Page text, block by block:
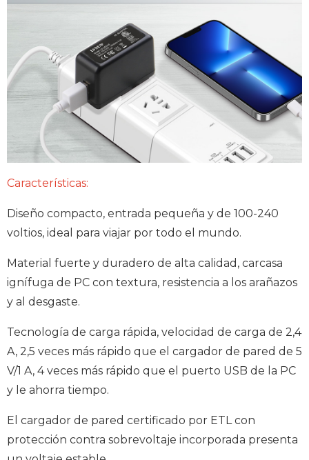
Características:
Diseño compacto, entrada pequeña y de 100-240
voltios, ideal para viajar por todo el mundo.
Material fuerte y duradero de alta calidad, carcasa
ignífuga de PC con textura, resistencia a los arañazos
y al desgaste.
Tecnología de carga rápida, velocidad de carga de 2,4
A, 2,5 veces más rápido que el cargador de pared de 5
V/1 A, 4 veces más rápido que el puerto USB de la PC
y le ahorra tiempo.
El cargador de pared certificado por ETL con
protección contra sobrevoltaje incorporada presenta